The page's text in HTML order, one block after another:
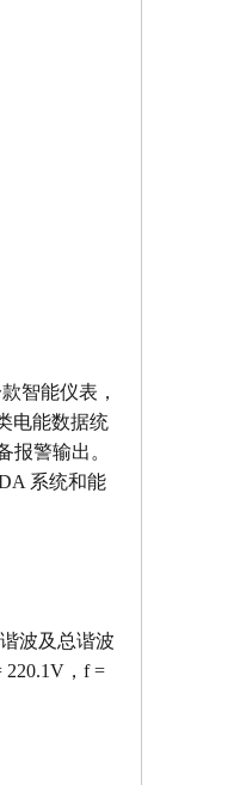
智能仪表，
电能数据统
报警输出。
系统和能
波及总谐波
220.1V，f =